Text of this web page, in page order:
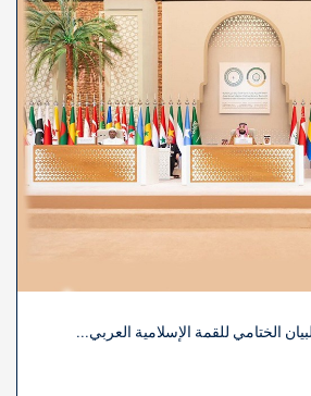
الختامي للقمة الإسلامية العربي...